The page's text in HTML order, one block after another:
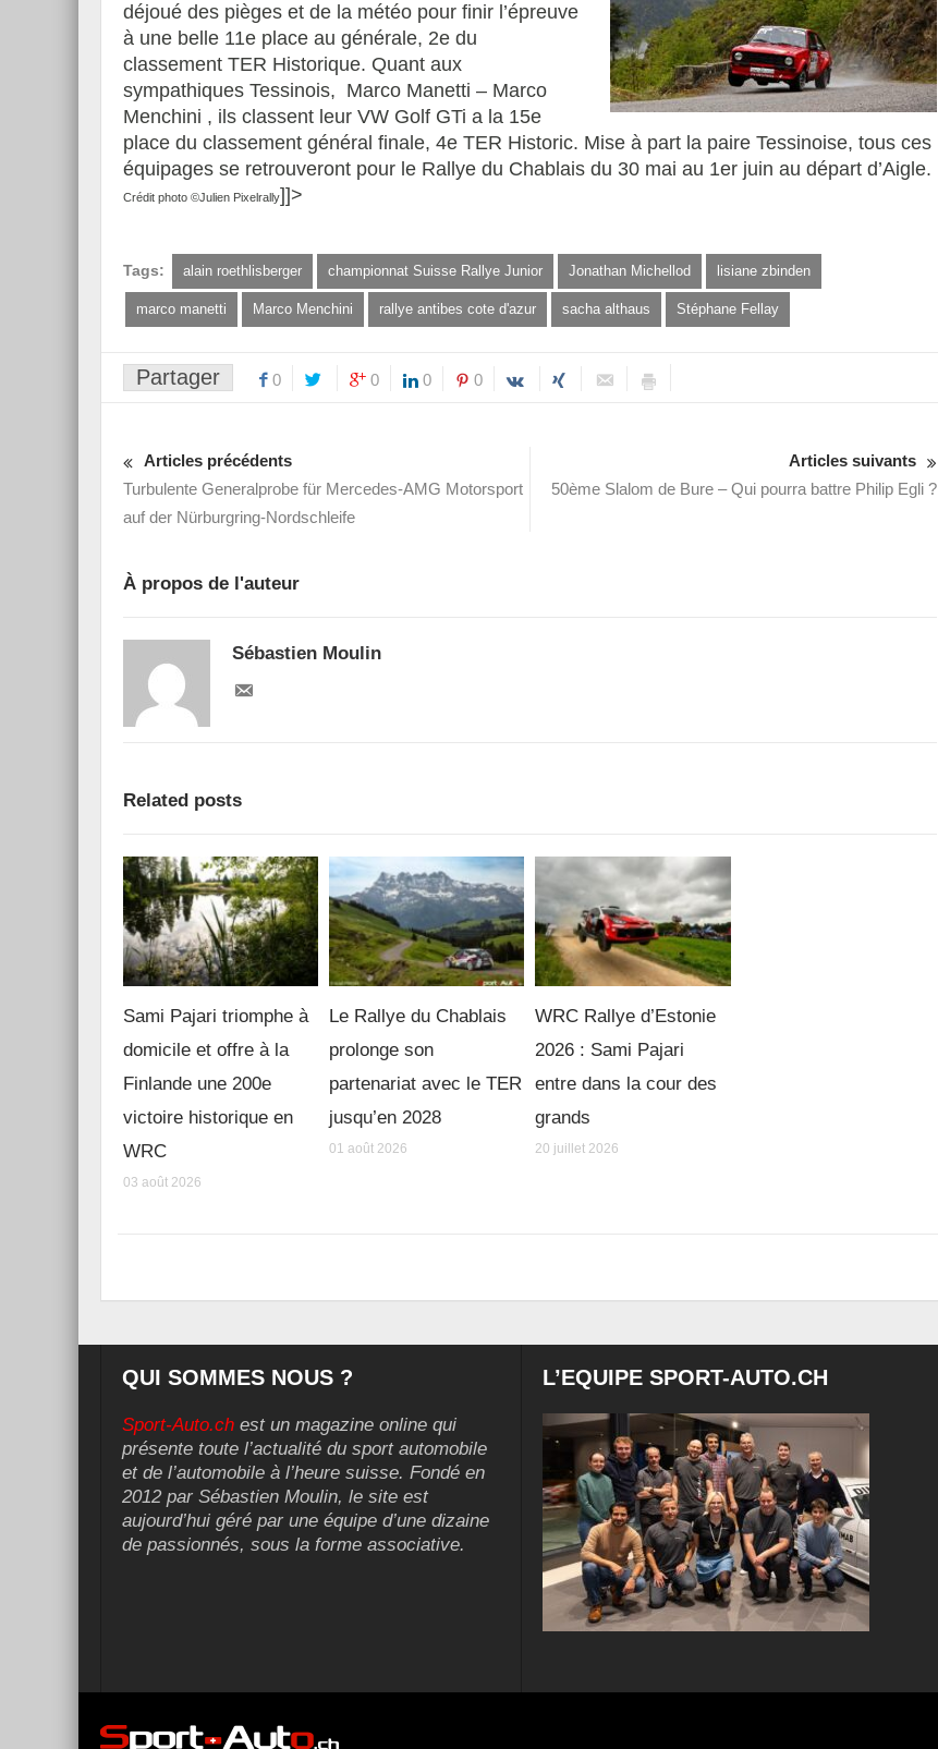
déjoué des pièges et de la météo pour finir l’épreuve
à une belle 11e place au générale, 2e du
classement TER Historique. Quant aux
sympathiques Tessinois, Marco Manetti – Marco
Menchini , ils classent leur VW Golf GTi a la 15e
place du classement général finale, 4e TER Historic. Mise à part la paire Tessinoise, tous ces
équipages se retrouveront pour le Rallye du Chablais du 30 mai au 1er juin au départ d’Aigle.
Crédit photo ©Julien Pixelrally]]>
Tags: alain roethlisberger championnat Suisse Rallye Junior Jonathan Michellod lisiane zbinden
marco manetti Marco Menchini rallye antibes cote d'azur sacha althaus Stéphane Fellay
Partager 0 0 0 0
Articles précédents
Turbulente Generalprobe für Mercedes-AMG Motorsport
auf der Nürburgring-Nordschleife
Articles suivants
50ème Slalom de Bure – Qui pourra battre Philip Egli ?
À propos de l'auteur
Sébastien Moulin
Related posts
Sami Pajari triomphe à
domicile et offre à la
Finlande une 200e
victoire historique en
WRC
03 août 2026
Le Rallye du Chablais
prolonge son
partenariat avec le TER
jusqu’en 2028
01 août 2026
WRC Rallye d’Estonie
2026 : Sami Pajari
entre dans la cour des
grands
20 juillet 2026
QUI SOMMES NOUS ?
Sport-Auto.ch est un magazine online qui
présente toute l’actualité du sport automobile
et de l’automobile à l’heure suisse. Fondé en
2012 par Sébastien Moulin, le site est
aujourd’hui géré par une équipe d’une dizaine
de passionnés, sous la forme associative.
L’EQUIPE SPORT-AUTO.CH